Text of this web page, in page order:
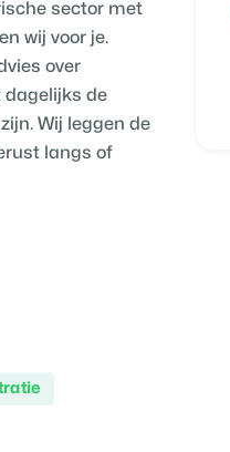
sector met
wij voor je.
over
dagelijks de
Wij leggen de
langs of